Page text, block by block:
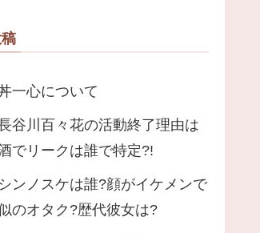
一心について
谷川百々花の活動終了理由は
でリークは誰で特定?!
ンノスケは誰?顔がイケメンで
のオタク?歴代彼女は?